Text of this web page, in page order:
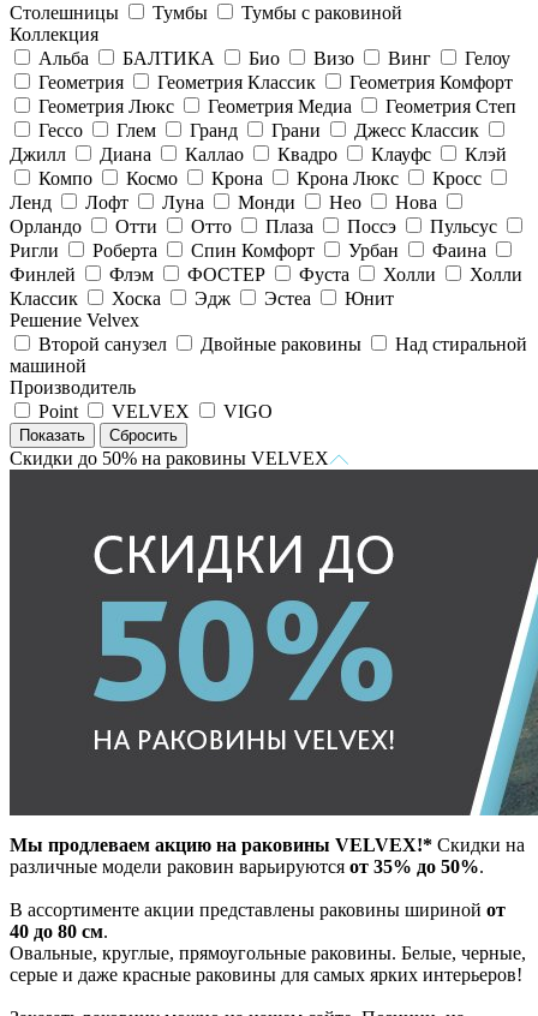
Столешницы
Тумбы
Тумбы с раковиной
Коллекция
Альба
БАЛТИКА Био Визо Винг
Гелоу
Геометрия
Геометрия Классик
Геометрия Комфорт
Геометрия Люкс
Геометрия Медиа
Геометрия Степ
Гессо
Глем Гранд Грани
Джесс Классик
Джилл
Диана Каллао Квадро Клауфс
Клэй
Компо
Космо Крона Крона Люкс
Кросс
Ленд
Лофт Луна Монди Нео
Нова
Орландо
Отти Отто Плаза Поссэ
Пульсус
Ригли
Роберта Спин Комфорт Урбан
Фаина
Финлей
Флэм ФОСТЕР Фуста Холли
Холли
Классик
Хоска Эдж Эстеа
Юнит
Решение Velvex
Второй санузел
Двойные раковины
Над стиральной
машиной
Производитель
Point
VELVEX VIGO
Скидки до 50% на раковины VELVEX
Мы продлеваем акцию на раковины VELVEX!* Скидки на
различные модели раковин варьируются от 35% до 50%.
В ассортименте акции представлены раковины шириной от
40 до 80 см.
Овальные, круглые, прямоугольные раковины. Белые, черные,
серые и даже красные раковины для самых ярких интерьеров!